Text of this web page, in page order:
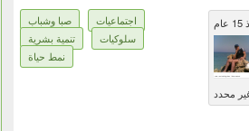
اجتماعيات
صبا وشباب
سلوكيات
تنمية بشرية
نمط حياة
محدد